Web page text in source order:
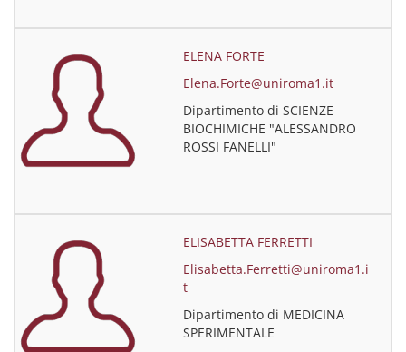
ELENA FORTE
Elena.Forte@uniroma1.it
Dipartimento di SCIENZE
BIOCHIMICHE "ALESSANDRO
ROSSI FANELLI"
ELISABETTA FERRETTI
Elisabetta.Ferretti@uniroma1.i
t
Dipartimento di MEDICINA
SPERIMENTALE